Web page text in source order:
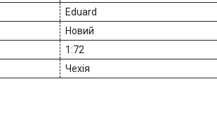
Eduard
Новий
1:72
Чехія